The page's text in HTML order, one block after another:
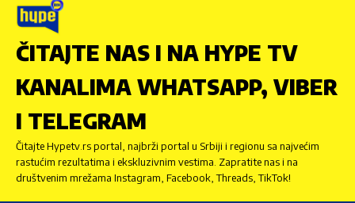
ČITAJTE NAS I NA HYPE TV
KANALIMA WHATSAPP, VIBER
I TELEGRAM
Čitajte Hypetv.rs portal, najbrži portal u Srbiji i regionu sa najvećim
rastućim rezultatima i ekskluzivnim vestima. Zapratite nas i na
društvenim mrežama Instagram, Facebook, Threads, TikTok!